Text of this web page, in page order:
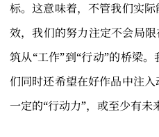
标。这意味着，不管我们实
效，我们的努力注定不会局
筑从“工作”到“行动”的桥梁
们同时还希望在好作品中注
一定的“行动力”，或至少有未